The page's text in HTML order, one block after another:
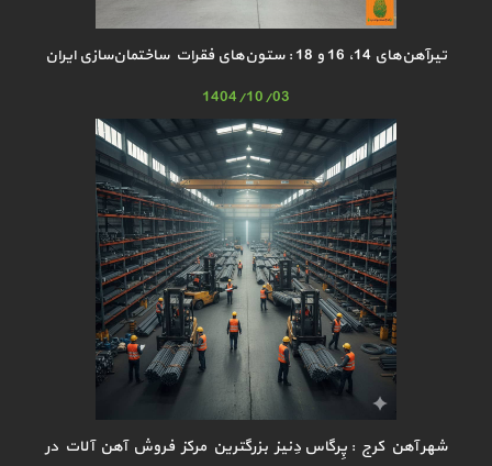
تیرآهن‌های 14، 16 و 18 : ستون‌های فقرات ساختمان‌سازی ایران
1404/10/03
شهر آهن کرج : پِرگاس دِنیز بزرگترین مرکز فروش آهن آلات در